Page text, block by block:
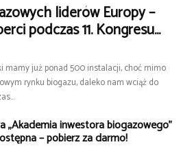
liderów Europy –
podczas 11. Kongresu...
mamy już ponad 500 instalacji, choć mimo
rynku biogazu, daleko nam wciąż do
„Akademia inwestora biogazowego”
– pobierz za darmo!